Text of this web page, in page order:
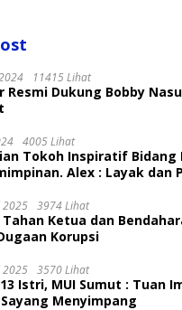
11415 Lihat
Resmi Dukung Bobby
4005 Lihat
Tokoh Inspiratif Bidang
Alex : Layak dan
2025 3974 Lihat
Tahan Ketua dan
Korupsi
2025 3570 Lihat
Istri, MUI Sumut : Tuan
Menyimpang